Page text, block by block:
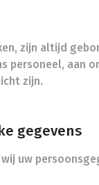
zijn altijd
personeel,
zijn.
gegevens
uw